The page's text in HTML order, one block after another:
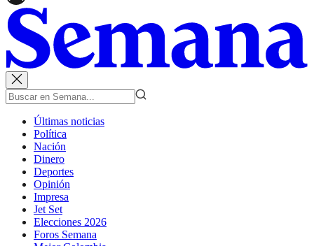
Últimas noticias
Política
Nación
Dinero
Deportes
Opinión
Impresa
Jet Set
Elecciones 2026
Foros Semana